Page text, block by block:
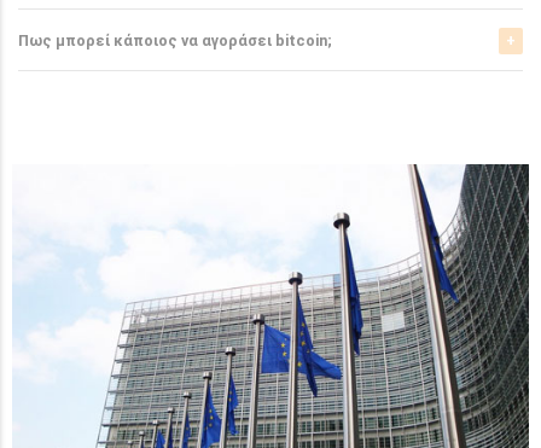
νομίσματα.
READ MORE
Το bitcoin είναι μια σχετικά νέα μορφή νομίσματος, η
οποία τώρα αρχίζει να γίνεται αποδεκτή από μιά μεγάλη
μερίδα του
Πως μπορεί κάποιος να αγοράσει bitcoin;
Μπορείτε να αγοράσετε bitcoin είτε από τα αντίστοιχα
READ MORE